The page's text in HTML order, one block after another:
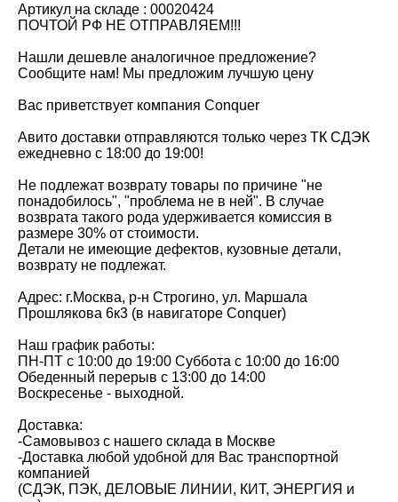
Артикул на складе : 00020424
ПОЧТОЙ РФ НЕ ОТПРАВЛЯЕМ!!!
Нашли дешевле аналогичное предложение?
Сообщите нам! Мы предложим лучшую цену
Вас приветствует компания Conquer
Авито доставки отправляются только через ТК СДЭК
ежедневно с 18:00 до 19:00!
Не подлежат возврату товары по причине "не
понадобилось", "проблема не в ней". В случае
возврата такого рода удерживается комиссия в
размере 30% от стоимости.
Детали не имеющие дефектов, кузовные детали,
возврату не подлежат.
Адрес: г.Москва, р-н Строгино, ул. Маршала
Прошлякова 6к3 (в навигаторе Conquer)
Наш график работы:
ПН-ПТ с 10:00 до 19:00 Суббота с 10:00 до 16:00
Обеденный перерыв с 13:00 до 14:00
Воскресенье - выходной.
Доставка:
-Самовывоз с нашего склада в Москве
-Доставка любой удобной для Вас транспортной
компанией
(СДЭК, ПЭК, ДЕЛОВЫЕ ЛИНИИ, КИТ, ЭНЕРГИЯ и